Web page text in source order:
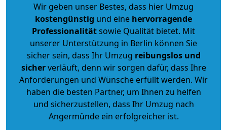
Wir geben unser Bestes, dass hier Umzug
kostengünstig und eine hervorragende
Professionalitätsowie Qualität bietet. Mit
unserer Unterstützung in Berlin können Sie
sicher sein, dass Ihr Umzug reibungslos und
sicherverläuft, denn wir sorgen dafür, dass Ihre
Anforderungen und Wünsche erfüllt werden. Wir
haben die besten Partner, um Ihnen zu helfen
und sicherzustellen, dass Ihr Umzug nach
Angermünde ein erfolgreicher ist.